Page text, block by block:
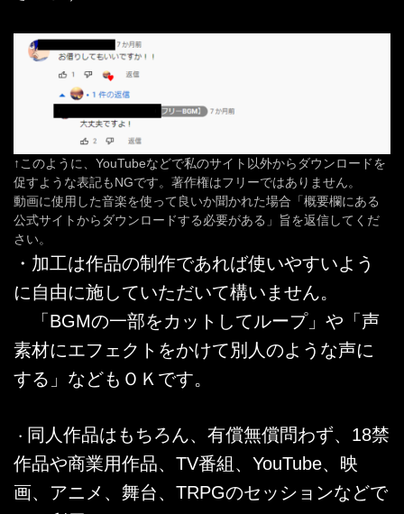
↑このように、YouTubeなどで私のサイト以外からダウンロードを
促すような表記もNGです。著作権はフリーではありません。
動画に使用した音楽を使って良いか聞かれた場合「概要欄にある
公式サイトからダウンロードする必要がある」旨を返信してくだ
さい。
・加工は作品の制作であれば使いやすいよう
に自由に施していただいて構いません。
「BGMの一部をカットしてループ」や「声
素材にエフェクトをかけて別人のような声に
する」などもＯＫです。
・ 同人作品はもちろん、有償無償問わず、18禁
作品や商業用作品、TV番組、YouTube、映
画、アニメ、舞台、TRPGのセッションなどで